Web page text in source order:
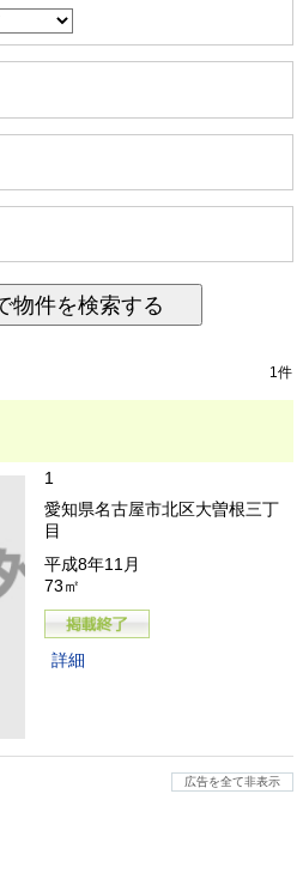
物件を検索する
1件
1
愛知県名古屋市北区大曽根三丁
目
平成8年11月
73㎡
詳細
広告を全て非表示